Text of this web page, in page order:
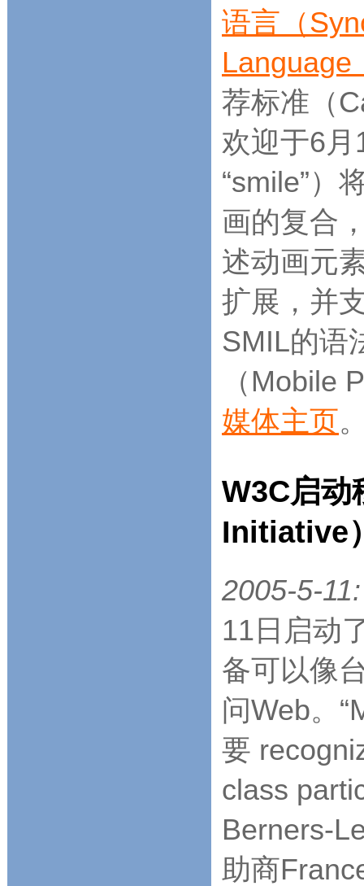
语言（
Language
荐标准（
欢迎于6
“smile”）
画的复合
述动画元
扩展，并
SMIL的语
（Mobile
媒体主页
W3C启动
Initiative
2005-5-11:
11日启动
备可以像
问Web。
要
class
Berners-
助商